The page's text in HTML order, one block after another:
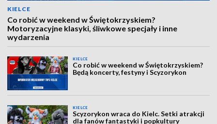
KIELCE
Co robić w weekend w Świętokrzyskiem?
Motoryzacyjne klasyki, śliwkowe specjały i inne
wydarzenia
KIELCE
Co robić w weekend w Świętokrzyskiem?
Będą koncerty, festyny i Scyzorykon
KIELCE
Scyzorykon wraca do Kielc. Setki atrakcji
dla fanów fantastyki i popkultury